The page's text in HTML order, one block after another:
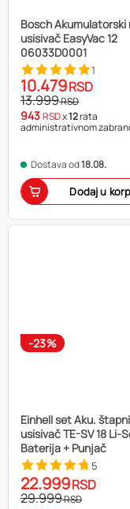
Bosch Akumulatorski
usisivač EasyVac 12
06033D0001
1
10.479RSD
13.999RSD
943RSDx12rata
administrativnom
Dostava od18.08.
Dodaj u
-23%
Einhell set Aku. štapni
usisivač TE-SV 18 Li-
Baterija + Punjač
5
22.999RSD
29.999RSD